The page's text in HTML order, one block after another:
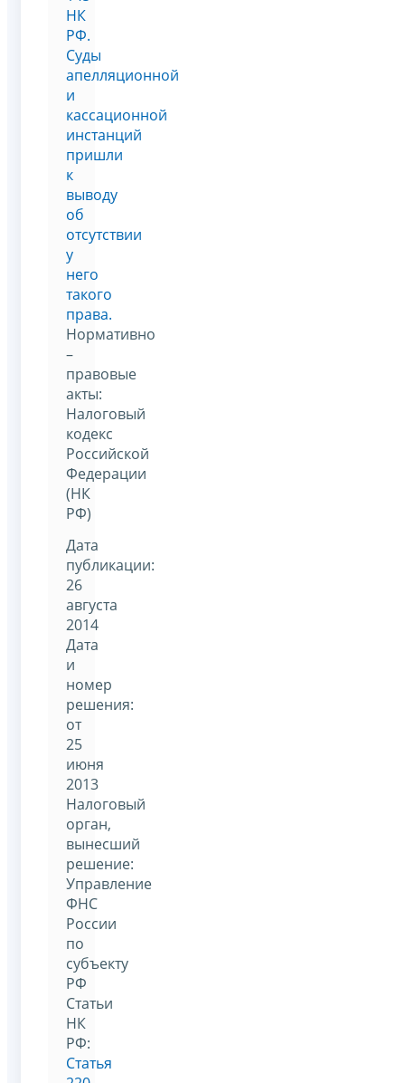
НК
РФ.
Суды
апелляционной
и
кассационной
инстанций
пришли
к
выводу
об
отсутствии
у
него
такого
права.
Нормативно
–
правовые
акты:
Налоговый
кодекс
Российской
Федерации
(НК
РФ)
Дата
публикации:
26
августа
2014
Дата
и
номер
решения:
от
25
июня
2013
Налоговый
орган,
вынесший
решение:
Управление
ФНС
России
по
субъекту
РФ
Статьи
НК
РФ:
Статья